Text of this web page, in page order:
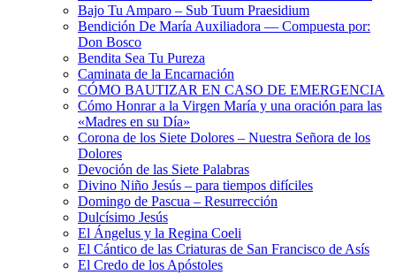
Bajo Tu Amparo – Sub Tuum Praesidium
Bendición De María Auxiliadora — Compuesta por:
Don Bosco
Bendita Sea Tu Pureza
Caminata de la Encarnación
CÓMO BAUTIZAR EN CASO DE EMERGENCIA
Cómo Honrar a la Virgen María y una oración para las
«Madres en su Día»
Corona de los Siete Dolores – Nuestra Señora de los
Dolores
Devoción de las Siete Palabras
Divino Niño Jesús – para tiempos difíciles
Domingo de Pascua – Resurrección
Dulcísimo Jesús
El Ángelus y la Regina Coeli
El Cántico de las Criaturas de San Francisco de Asís
El Credo de los Apóstoles